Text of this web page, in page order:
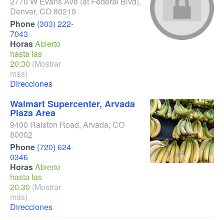
Denver, CO80219
Phone (303) 222-
7043
HorasAbierto
hasta las
20:30 (Mostrar
más)
Direcciones
Walmart Supercenter, Arvada
Plaza Area
9400 Ralston Road, Arvada, CO
80002
Phone (720) 624-
0346
HorasAbierto
hasta las
20:30 (Mostrar
más)
Direcciones